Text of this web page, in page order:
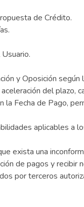
de Crédito.
y Oposición
del plazo,
la Fecha de Pago,
aplicables a
exista una
de pagos y recibir
por terceros